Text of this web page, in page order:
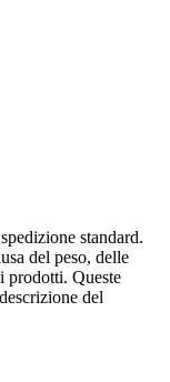
standard.
del peso, delle
prodotti. Queste
del